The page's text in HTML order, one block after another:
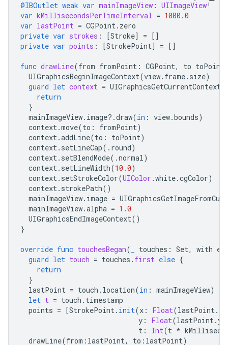
@IBOutlet weak var mainImageView : UIImageView!
var kMillisecondsPerTimeInterval = 1000.0
var lastPoint = CGPoint. zero
private var strokes : [Stroke] = []
private var points : [StrokePoint] = []
func drawLine(from fromPoint : CGPoint, to toPoint
UIGraphicsBeginImageContext(view. frame. size)
guard let context = UIGraphicsGetCurrentContext
return
}
mainImageView. image?.draw(in : view.bounds)
context.move(to : fromPoint)
context.addLine(to : toPoint)
context. setLineCap(. round)
context. setBlendMode(.normal)
context. setLineWidth(10.0)
context. setStrokeColor(UIColor .white.cgColor)
context. strokePath()
mainImageView. image =
mainImageView.alpha = 1.0
UIGraphicsEndImageContext()
}
override func touchesBegan( touches : Set, with
guard let touch = touches . first else {
return
}
lastPoint = touch . location(in : mainImageView)
let t = touch . timestamp
points = [StrokePoint. init(x : Float(lastPoint.
y : Float(lastPoint.y
t : Int(t *
drawLine(from : lastPoint, to : lastPoint)